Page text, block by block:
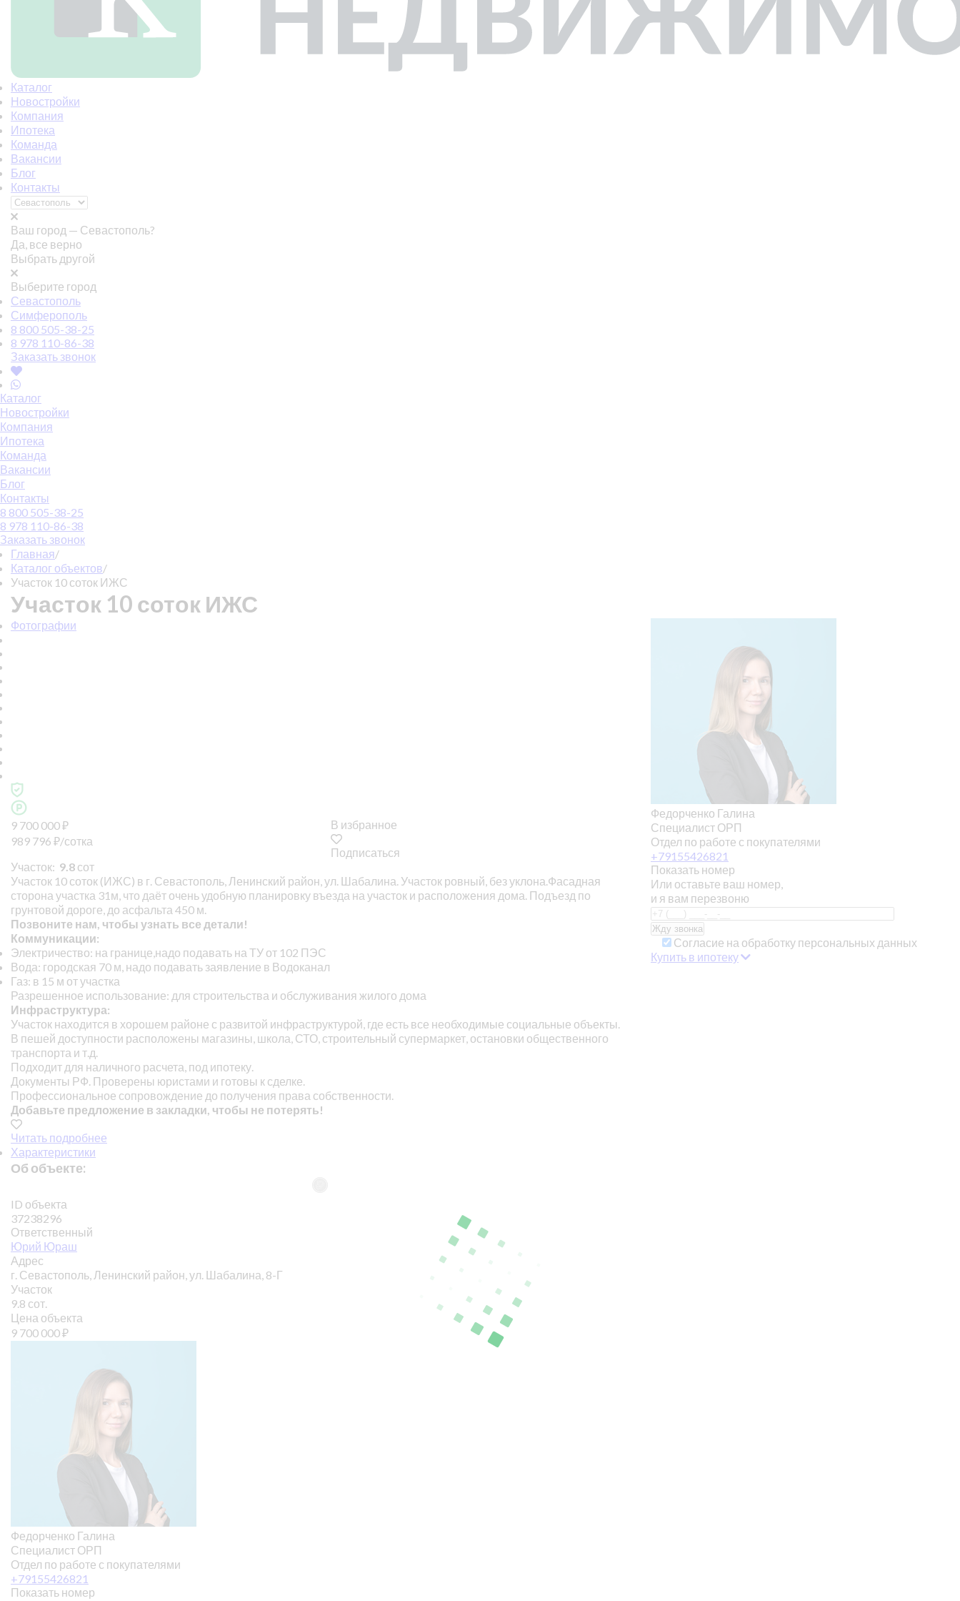
Каталог
Новостройки
Компания
Ипотека
Команда
Вакансии
Блог
Контакты
Ваш город — Севастополь?
Да, все верно
Выбрать другой
Выберите город
Севастополь
Симферополь
8 800 505-38-25
8 978 110-86-38
Заказать звонок
Каталог
Новостройки
Компания
Ипотека
Команда
Вакансии
Блог
Контакты
8 800 505-38-25
8 978 110-86-38
Заказать звонок
Главная/
Каталог объектов/
Участок 10 соток ИЖС
Участок 10 соток ИЖС
Фотографии
9 700 000₽
989 796 ₽/сотка
В избранное
Подписаться
Участок: 9.8 сот
Участок 10 соток (ИЖС) в г. Севастополь, Ленинский район, ул. Шабалина. Участок ровный, без уклона.Фасадная
сторона участка 31м, что даёт очень удобную планировку въезда на участок и расположения дома. Подъезд по
грунтовой дороге, до асфальта 450 м.
Позвоните нам, чтобы узнать все детали!
Коммуникации:
Электричество: на границе,надо подавать на ТУ от 102 ПЭС
Вода: городская 70 м, надо подавать заявление в Водоканал
Газ: в 15 м от участка
Разрешенное использование: для строительства и обслуживания жилого дома
Инфраструктура:
Участок находится в хорошем районе с развитой инфраструктурой, где есть все необходимые социальные объекты.
В пешей доступности расположены магазины, школа, СТО, строительный супермаркет, остановки общественного
транспорта и т.д.
Подходит для наличного расчета, под ипотеку.
Документы РФ. Проверены юристами и готовы к сделке.
Профессиональное сопровождение до получения права собственности.
Добавьте предложение в закладки, чтобы не потерять!
Читать подробнее
Характеристики
Об объекте:
ID объекта
37238296
Ответственный
Юрий Юраш
Адрес
г. Севастополь, Ленинский район, ул. Шабалина, 8-Г
Участок
9.8 сот.
Цена объекта
9 700 000₽
Федорченко Галина
Специалист ОРП
Отдел по работе с покупателями
+79155426821
Показать номер
Федорченко Галина
Специалист ОРП
Отдел по работе с покупателями
+79155426821
Показать номер
Или оставьте ваш номер,
и я вам перезвоню
Согласие на обработку персональных данных
Купить в ипотеку